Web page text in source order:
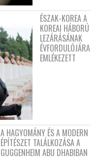
ÉSZAK-KOREA A
KOREAI HÁBORÚ
LEZÁRÁSÁNAK
ÉVFORDULÓJÁRA
EMLÉKEZETT
A HAGYOMÁNY ÉS A MODERN
ÉPÍTÉSZET TALÁLKOZÁSA A
GUGGENHEIM ABU DHABIBAN